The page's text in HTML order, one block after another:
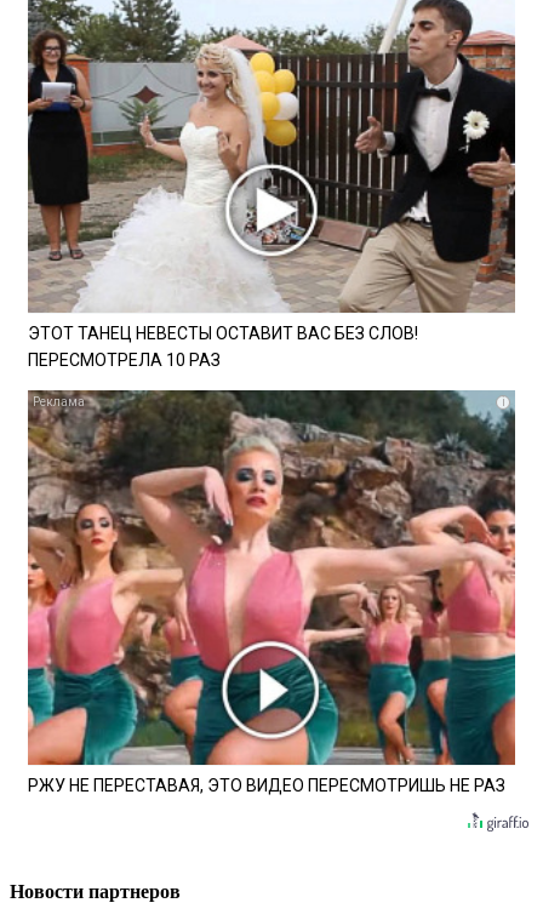
ЭТОТ ТАНЕЦ НЕВЕСТЫ ОСТАВИТ ВАС БЕЗ СЛОВ!
ПЕРЕСМОТРЕЛА 10 РАЗ
i
РЖУ НЕ ПЕРЕСТАВАЯ, ЭТО ВИДЕО ПЕРЕСМОТРИШЬ НЕ РАЗ
Новости партнеров